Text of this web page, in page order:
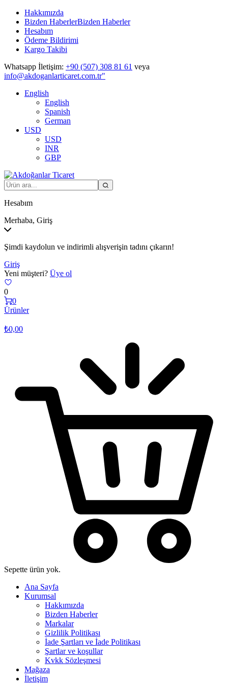
Hakkımızda
Bizden HaberlerBizden Haberler
Hesabım
Ödeme Bildirimi
Kargo Takibi
Whatsapp İletişim: +90 (507) 308 81 61 veya
info@akdoganlarticaret.com.tr"
English
English
Spanish
German
USD
USD
INR
GBP
Hesabım
Merhaba, Giriş
Şimdi kaydolun ve indirimli alışverişin tadını çıkarın!
Giriş
Yeni müşteri? Üye ol
0
0
Ürünler
₺0,00
Sepette ürün yok.
Ana Sayfa
Kurumsal
Hakkımızda
Bizden Haberler
Markalar
Gizlilik Politikası
İade Şartları ve İade Politikası
Şartlar ve koşullar
Kvkk Sözleşmesi
Mağaza
İletişim